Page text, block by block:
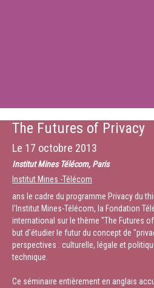
The Futures of Privacy
Le 17 octobre 2013
Institut Mines Télécom, Paris
Institut Mines -Télécom
ans le cadre du programme Privacy du
l'Institut Mines-Télécom, la Fondation
international sur le thème "The Futures
but d'étudier le futur du concept de
perspectives : culturelle, légale et
technique.
Ce séminaire entièrement en anglais